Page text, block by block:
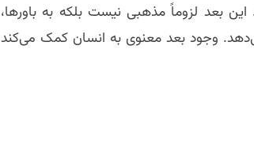
بعد لزوماً مذهبی نیست بلکه به باورها،
وجود بعد معنوی به انسان کمک می‌کند